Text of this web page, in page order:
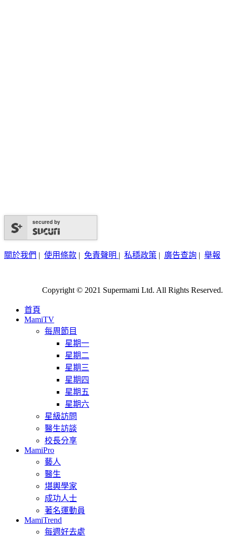
secured by
關於我們 | 使用條款 | 免責聲明 | 私穩政策 | 廣告查詢 | 舉報
Copyright © 2021 Supermami Ltd. All Rights Reserved.
首頁
MamiTV
每周節目
星期一
星期二
星期三
星期四
星期五
星期六
星級訪問
醫生訪談
校長分享
MamiPro
藝人
醫生
堪輿學家
成功人士
著名運動員
MamiTrend
每週好去處